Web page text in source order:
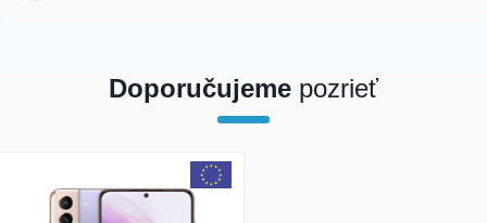
Doporučujeme pozrieť
array(1) { [0]=> int(19638) }